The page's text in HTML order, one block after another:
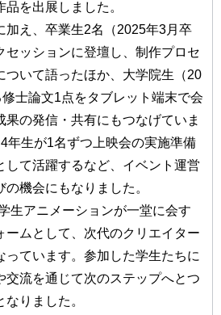
を出展しました。
え、卒業生2名（2025年3月卒
セッションに登壇し、制作プロセ
ついて語ったほか、大学院生（20
士論文1点をタブレット端末で会
果の発信・共有にもつなげていま
年生が1名ずつ上映会の実施準備
して活躍するなど、イベント運営
機会にもなりました。
生アニメーションが一堂に会す
ームとして、次代のクリエイター
っています。参加した学生たちに
交流を通じて次のステップへとつ
りました。